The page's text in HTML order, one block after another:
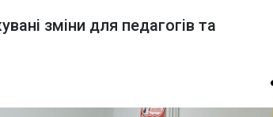
зміни для педагогів та